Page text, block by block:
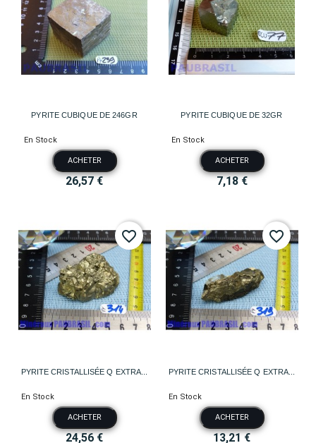
PYRITE CUBIQUE DE 246GR
En Stock
ACHETER
26,57 €
PYRITE CUBIQUE DE 32GR
En Stock
ACHETER
7,18 €
PYRITE CRISTALLISÉE Q EXTRA...
En Stock
ACHETER
24,56 €
favorite_border
PYRITE CRISTALLISÉE Q EXTRA...
En Stock
ACHETER
13,21 €
favorite_border